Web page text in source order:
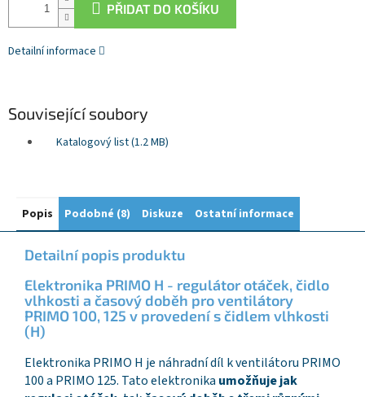
PŘIDAT DO KOŠÍKU
Detailní informace
Související soubory
Katalogový list (1.2 MB)
Popis Podobné (8) Diskuze Ostatní informace
Detailní popis produktu
Elektronika PRIMO H - regulátor otáček, čidlo
vlhkosti a časový doběh pro ventilátory
PRIMO 100, 125 v provedení s čidlem vlhkosti
(H)
Elektronika PRIMO H je náhradní díl k ventilátoru PRIMO
100 a PRIMO 125. Tato elektronika umožňuje jak